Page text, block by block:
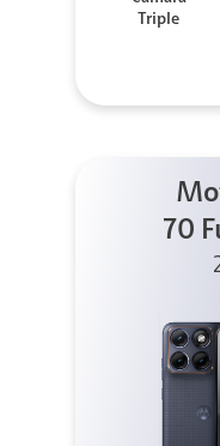
Triple
70